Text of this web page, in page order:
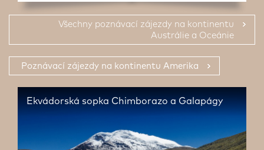
Všechny poznávací zájezdy na kontinentu
Austrálie a Oceánie
Poznávací zájezdy na kontinentu Amerika
Ekvádorská sopka Chimborazo a Galapágy